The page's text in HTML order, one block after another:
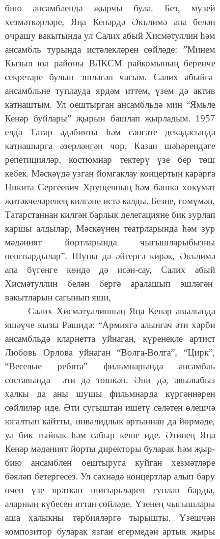
бию ансамблендә җырчы була. Без, музей
хезмәткәрләре, Яңа Кенәрдә Әкълимә апа белән
очрашу вакытында ул Салих абый Хисмәтуллин һәм
ансамбль турында истәлекләрен сөйләде: ”Минем
Кызыл юл районы ВЛКСМ райкомының беренче
секретаре булып эшләгән чагым. Салих абыйга
ансамбльне туплауда ярдәм иттем, үзем дә актив
катнаштым. Ул оештырган ансамбльдә мин “Ямьле
Кенәр буйлары” җырын башлап җырладым. 1957
елда Татар әдәбияты һәм сәнгате декадасында
катнашырга әзерләнгән чор, Казан шәһәрендәге
репетицияләр, костюмнар тектерү үзе бер төш
кебек. Мәскәүдә узган йомгаклау концертын карарга
Никита Сергеевич Хрущевның һәм башка хөкүмәт
җитәкчеләренең килгәне истә калды. Безне, гомүмән,
Татарстаннан килгән барлык делегацияне бик зурлап
каршы алдылар, Мәскәүнең театрларында һәм зур
мәдәният йортларында чыгышларыбызны
оештырдылар”. Шуны да әйтергә кирәк, Әкълимә
апа бүгенге көндә дә исән-сау, Салих абый
Хисмәтуллин белән бергә аралашып эшләгән
вакытларын сагынып яши,
Салих Хисмәтуллинның Яңа Кенәр авылында
яшәүче кызы Рәшидә: “Армиягә алынгач әти хәрби
ансамбльдә кларнетта уйнаган, күренекле артист
Любовь Орлова уйнаган “Волга-Волга”, “Цирк”,
“Веселые ребята” фильмнарында ансамбль
составында әти дә төшкән. Әни дә, авылыбыз
халкы да аны шушы фильмнарда күргәннәрен
сөйлиләр иде. Әти сугыштан ишетү сәләтен өлешчә
югалтып кайтты, инвалидлык артыннан да йөрмәде,
ул бик тыйнак һәм сабыр кеше иде. Әтинең Яңа
Кенәр мәдәният йорты директоры буларак һәм җыр-
бию ансамблен оештыруга куйган хезмәтләре
бәяләп бетергесез. Ул сәхнәдә концертлар алып бару
өчен үзе яраткан шигырьләрен туплап барды,
аларның күбесен яттан сөйләде. Үзенең чыгышлары
аша халыкны тәрбияләргә тырышты. Үзешчән
композитор буларак язган егермедән артык җыры